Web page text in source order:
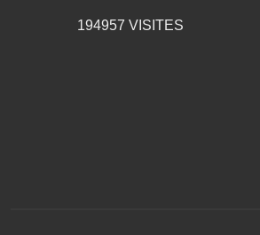
194957 VISITES